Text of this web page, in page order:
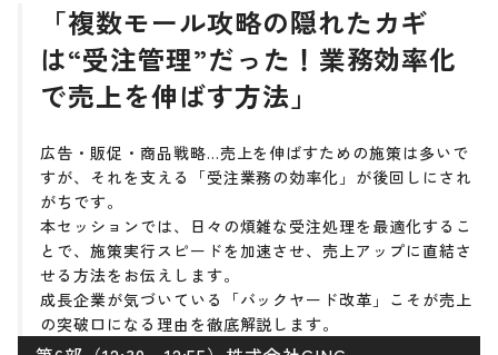
「複数モール攻略の隠れたカギ
は“受注管理”だった！業務効率化
で売上を伸ばす方法」
広告・販促・商品戦略…売上を伸ばすための施策は多いで
すが、それを支える「受注業務の効率化」が後回しにされ
がちです。
本セッションでは、日々の煩雑な受注処理を最適化するこ
とで、施策実行スピードを加速させ、売上アップに直結さ
せる方法をお伝えします。
成長企業が気づいている「バックヤード改革」こそが売上
の突破口になる理由を徹底解説します。